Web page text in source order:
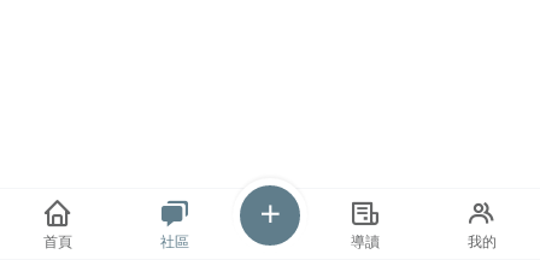
首頁 社區 導讀 我的